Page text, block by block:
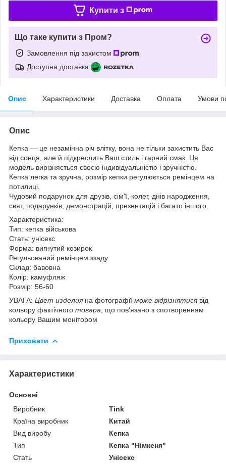
Купити з
Що таке купити з Пром?
Замовлення під захистом
Доступна доставка
Опис Характеристики Доставка Оплата Умови
Опис
Кепка — це незамінна річ влітку, вона не тільки захистить Вас
від сонця, але й підкреслить Ваш стиль і гарний смак. Ця
модель вирізняється своєю індивідуальністю і зручністю.
Кепка легка та зручна, розмір кепки регулюється ремінцем на
потилиці.
Чудовий подарунок для друзів, сім'ї, колег, днів народження,
свят, подарунків, демонстрацій, презентацій і багато іншого.
Характеристика:
Тип: кепка військова
Стать: унісекс
Форма: вигнутий козирок
Регульований ремінцем ззаду
Склад: бавовна
Колір: камуфляж
Розмір: 56-60
УВАГА: Цвет изделия на фотографії може відрізнятися від
кольору фактічного товара , що пов'язано з спотворенням
кольору Вашим монітором
Приховати
Характеристики
Основні
Виробник
Tink
Країна виробник
Китай
Вид виробу
Кепка
Тип
Кепка "Німкеня"
Стать
Унісекс